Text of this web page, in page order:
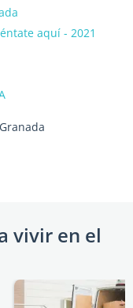
aquí - 2021
vivir en el